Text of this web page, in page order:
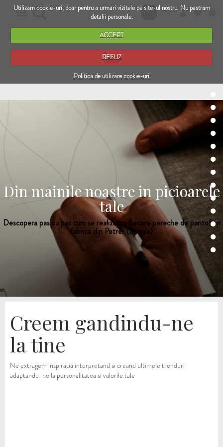
Utilizam cookie-uri, doar pentru a urmari vizitele pe site-ul nostru. Nu pastram
detalii personale.
ACCEPT
REFUZ
Politica de utilizare cookie-uri
RO EN
Din mainile noastre in picioarele
tale
Descopera pas cu pas cum se realizeaza fiecare pereche de pantofi in
fabrica din Petrer (Spania)
Creem gandindu-ne
la tine
Ne extragem inspiratia interpretand si creand ultimele trenduri
adaptandu-ne la personalitatea si valorile tale